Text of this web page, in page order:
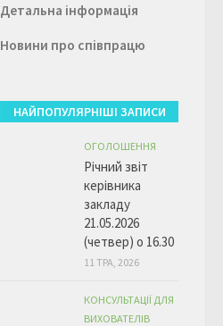
Детальна інформація
Новини про співпрацю
НАЙПОПУЛЯРНІШІ ЗАПИСИ
ОГОЛОШЕННЯ
Річний звіт
керівника
закладу
21.05.2026
(четвер) о 16.30
11 ТРА, 2026
КОНСУЛЬТАЦІЇ ДЛЯ
ВИХОВАТЕЛІВ